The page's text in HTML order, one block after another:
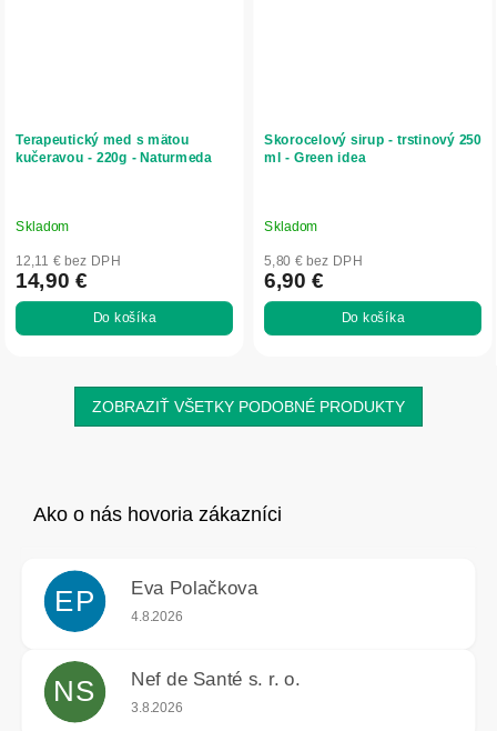
Terapeutický med s mätou
kučeravou - 220g - Naturmeda
Skladom
12,11 € bez DPH
14,90 €
Do košíka
Skorocelový sirup - trstinový 250
ml - Green idea
Skladom
5,80 € bez DPH
6,90 €
Do košíka
ZOBRAZIŤ VŠETKY PODOBNÉ PRODUKTY
EP Eva Polačkova
Hodnotenie obchodu je 5 z 5 hviezdičiek.
4.8.2026
NS Nef de Santé s. r. o.
Hodnotenie obchodu je 5 z 5 hviezdičiek.
3.8.2026